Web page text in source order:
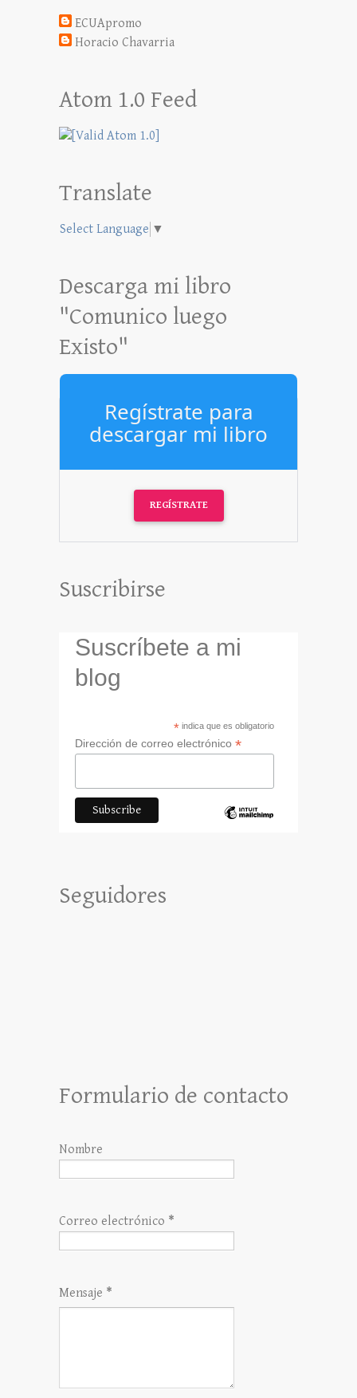
ECUApromo
Horacio Chavarria
Atom 1.0 Feed
Translate
Select Language ▼
Descarga mi libro
"Comunico luego
Existo"
Regístrate para
descargar mi libro
REGÍSTRATE
Suscribirse
Suscríbete a mi
blog
*indica que es obligatorio
Dirección de correo electrónico *
Seguidores
Formulario de contacto
Nombre
Correo electrónico *
Mensaje *